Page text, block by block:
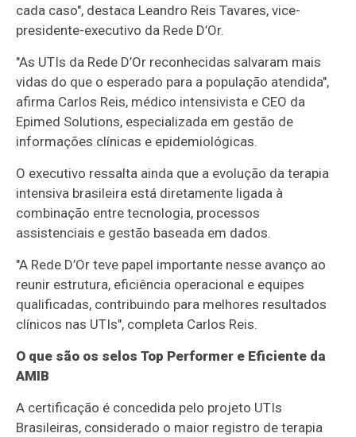
cada caso", destaca Leandro Reis Tavares, vice-
presidente-executivo da Rede D’Or.
"As UTIs da Rede D’Or reconhecidas salvaram mais
vidas do que o esperado para a população atendida",
afirma Carlos Reis, médico intensivista e CEO da
Epimed Solutions, especializada em gestão de
informações clínicas e epidemiológicas.
O executivo ressalta ainda que a evolução da terapia
intensiva brasileira está diretamente ligada à
combinação entre tecnologia, processos
assistenciais e gestão baseada em dados.
"A Rede D’Or teve papel importante nesse avanço ao
reunir estrutura, eficiência operacional e equipes
qualificadas, contribuindo para melhores resultados
clínicos nas UTIs", completa Carlos Reis.
O que são os selos Top Performer e Eficiente da
AMIB
A certificação é concedida pelo projeto UTIs
Brasileiras, considerado o maior registro de terapia